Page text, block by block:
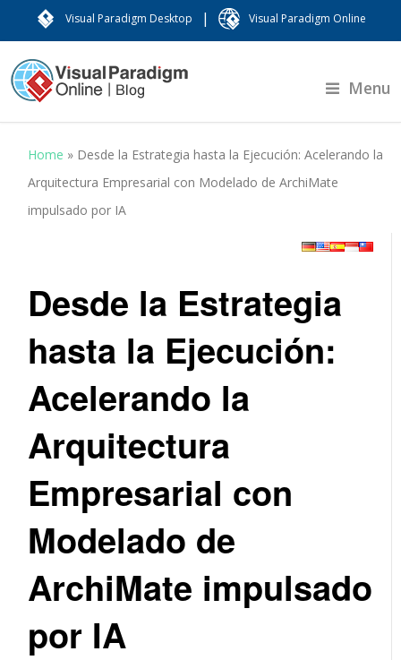
Visual Paradigm Desktop | Visual Paradigm Online
Menu
Home » Desde la Estrategia hasta la Ejecución: Acelerando la
Arquitectura Empresarial con Modelado de ArchiMate
impulsado por IA
Desde la Estrategia
hasta la Ejecución:
Acelerando la
Arquitectura
Empresarial con
Modelado de
ArchiMate impulsado
por IA